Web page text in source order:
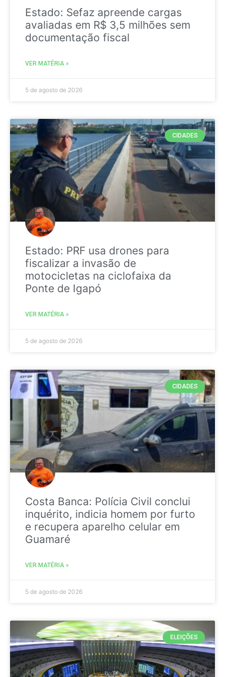
Estado: Sefaz apreende cargas
avaliadas em R$ 3,5 milhões sem
documentação fiscal
VER MATÉRIA »
5 de agosto de 2026
CIDADES
Estado: PRF usa drones para
fiscalizar a invasão de
motocicletas na ciclofaixa da
Ponte de Igapó
VER MATÉRIA »
5 de agosto de 2026
CIDADES
Costa Banca: Polícia Civil conclui
inquérito, indicia homem por furto
e recupera aparelho celular em
Guamaré
VER MATÉRIA »
5 de agosto de 2026
ELEIÇÕES